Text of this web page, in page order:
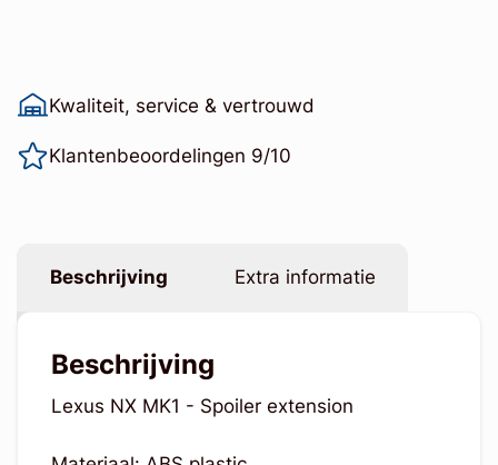
Kwaliteit, service & vertrouwd
Klantenbeoordelingen 9/10
Beschrijving Extra informatie
Beschrijving
Lexus NX MK1 - Spoiler extension